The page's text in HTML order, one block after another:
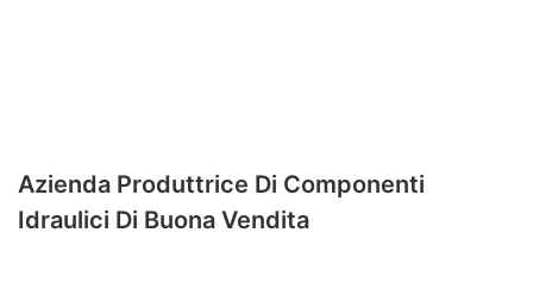
Azienda Produttrice Di Componenti
Idraulici Di Buona Vendita